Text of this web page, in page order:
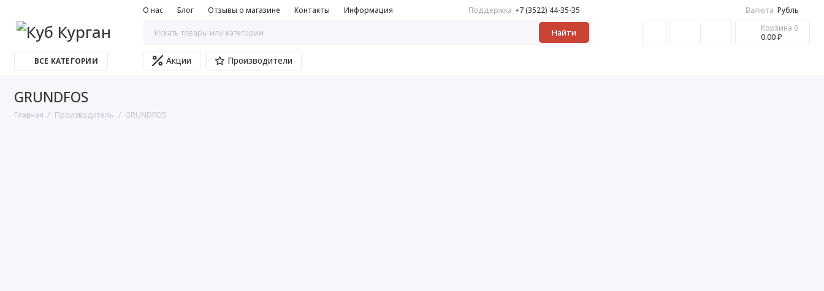
О нас Блог Отзывы о магазине Контакты Информация Поддержка +7 (3522) 44-35-35 Валюта Рубль
Найти Корзина 0
0.00 ₽
ВСЕ КАТЕГОРИИ Акции Производители
GRUNDFOS
Главная Производитель GRUNDFOS